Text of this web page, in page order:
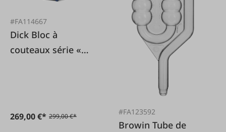
#FA114667
Dick Bloc à
couteaux série «
269,00 €* 299,00 €* #FA123592
Browin Tube de